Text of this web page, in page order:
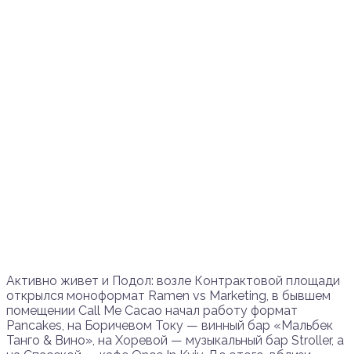
Активно живет и Подол: возле Контрактовой площади
открылся моноформат Ramen vs Marketing, в бывшем
помещении Call Me Cacao начал работу формат
Pancakes, на Боричевом Току — винный бар «Мальбек
Танго & Вино», на Хоревой — музыкальный бар Stroller, а